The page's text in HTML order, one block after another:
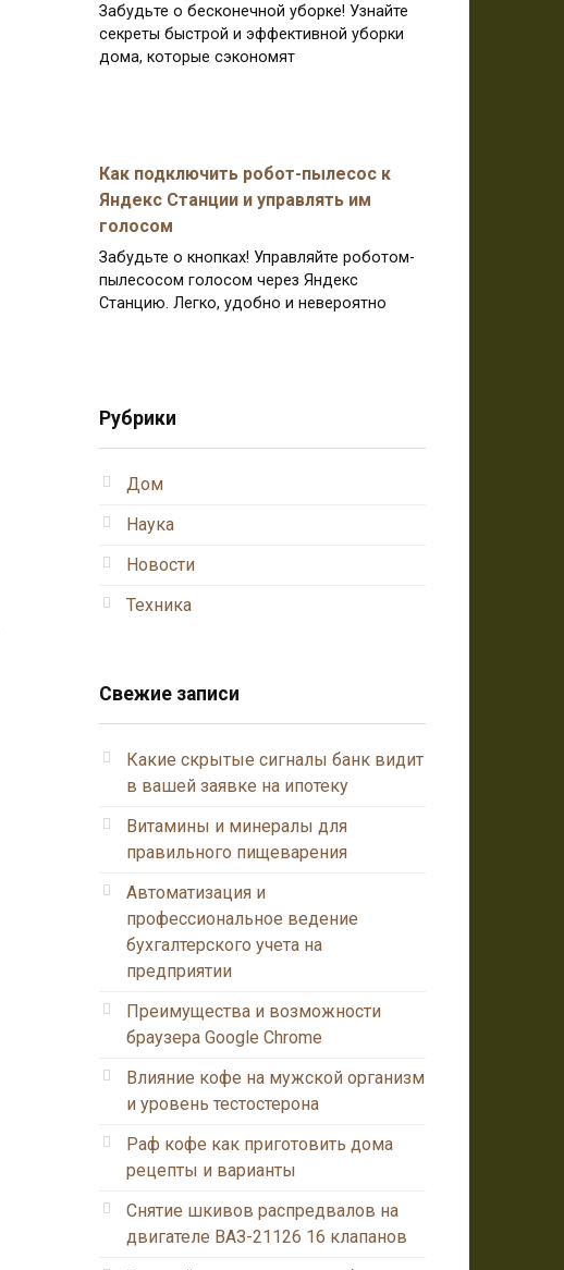
Забудьте о бесконечной уборке! Узнайте
секреты быстрой и эффективной уборки
дома, которые сэкономят
Как подключить робот-пылесос к
Яндекс Станции и управлять им
голосом
Забудьте о кнопках! Управляйте роботом-
пылесосом голосом через Яндекс
Станцию. Легко, удобно и невероятно
Рубрики
Дом
Наука
Новости
Техника
Свежие записи
Какие скрытые сигналы банк видит
в вашей заявке на ипотеку
Витамины и минералы для
правильного пищеварения
Автоматизация и
профессиональное ведение
бухгалтерского учета на
предприятии
Преимущества и возможности
браузера Google Chrome
Влияние кофе на мужской организм
и уровень тестостерона
Раф кофе как приготовить дома
рецепты и варианты
Снятие шкивов распредвалов на
двигателе ВАЗ-21126 16 клапанов